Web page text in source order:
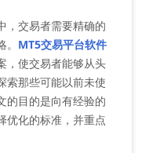
交易者需要精确的
MT5交易平台软件
，使交易者能够从头
索那些可能以前未使
的目的是向有经验的
优化的标准，并重点